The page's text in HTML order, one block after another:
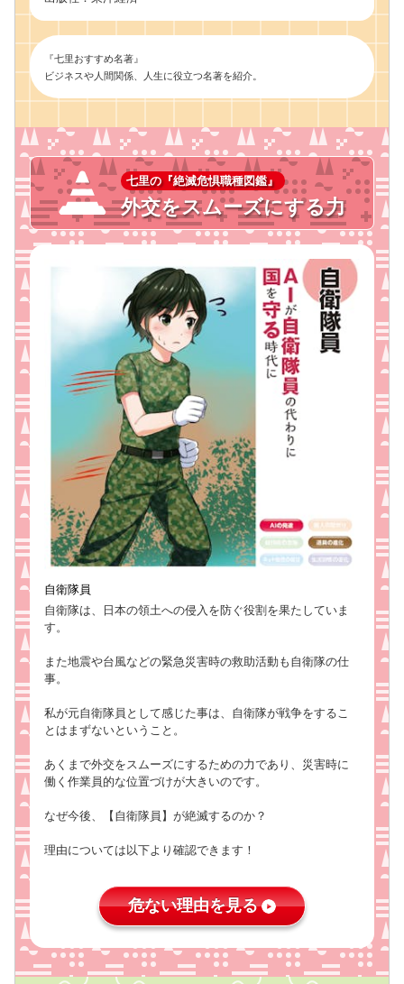
『七里おすすめ名著』
ビジネスや人間関係、人生に役立つ名著を紹介。
七里の『絶滅危惧職種図鑑』
外交をスムーズにする力
自衛隊員
自衛隊は、日本の領土への侵入を防ぐ役割を果たしていま
す。
また地震や台風などの緊急災害時の救助活動も自衛隊の仕
事。
私が元自衛隊員として感じた事は、自衛隊が戦争をするこ
とはまずないということ。
あくまで外交をスムーズにするための力であり、災害時に
働く作業員的な位置づけが大きいのです。
なぜ今後、【自衛隊員】が絶滅するのか？
理由については以下より確認できます！
危ない理由を見る